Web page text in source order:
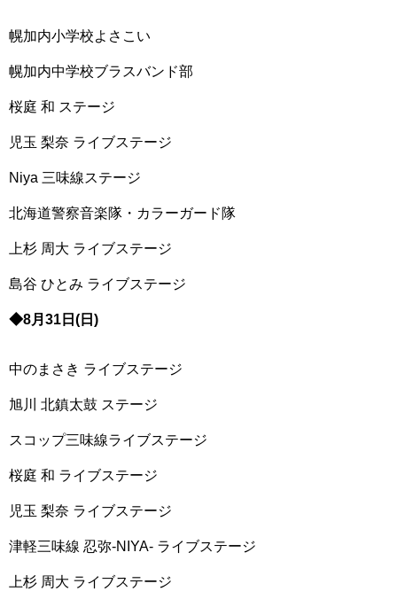
幌加内小学校よさこい
幌加内中学校ブラスバンド部
桜庭 和 ステージ
児玉 梨奈 ライブステージ
Niya 三味線ステージ
北海道警察音楽隊・カラーガード隊
上杉 周大 ライブステージ
島谷 ひとみ ライブステージ
◆8月31日(日)
中のまさき ライブステージ
旭川 北鎮太鼓 ステージ
スコップ三味線ライブステージ
桜庭 和 ライブステージ
児玉 梨奈 ライブステージ
津軽三味線 忍弥-NIYA- ライブステージ
上杉 周大 ライブステージ